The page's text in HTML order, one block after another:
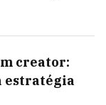
creator:
estratégia